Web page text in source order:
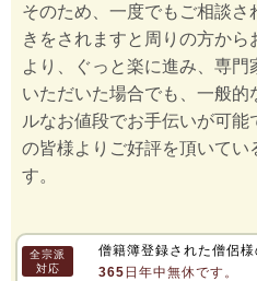
そのため、一度でもご相談
きをされますと周りの方か
より、ぐっと楽に進み、専
いただいた場合でも、一般
ルなお値段でお手伝いが可
の皆様よりご好評を頂いてい
す。
全宗派
対応
僧籍簿登録された僧侶様
365日年中無休です。